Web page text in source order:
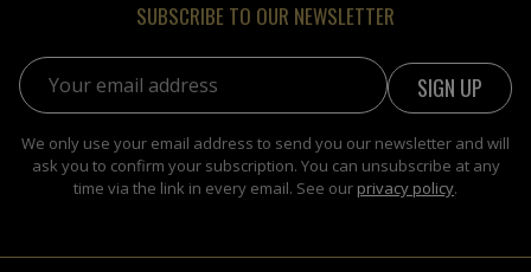
SUBSCRIBE TO OUR NEWSLETTER
Email address:
We only use your email address to send you our newsletter and will
ask you to confirm your subscription. You can unsubscribe at any
time via the link in every email. See our privacy policy.